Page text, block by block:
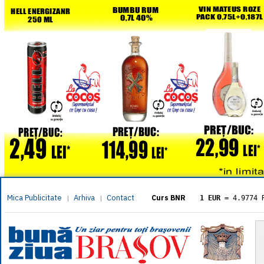
Mica Publicitate | Arhiva | Contact Curs BNR 1 EUR = 4.9774
= 5.8304
1 XAU= 464.4611
1 AED= 1.1933
1 AUD= 2.7957
1 BGN= 2.5449